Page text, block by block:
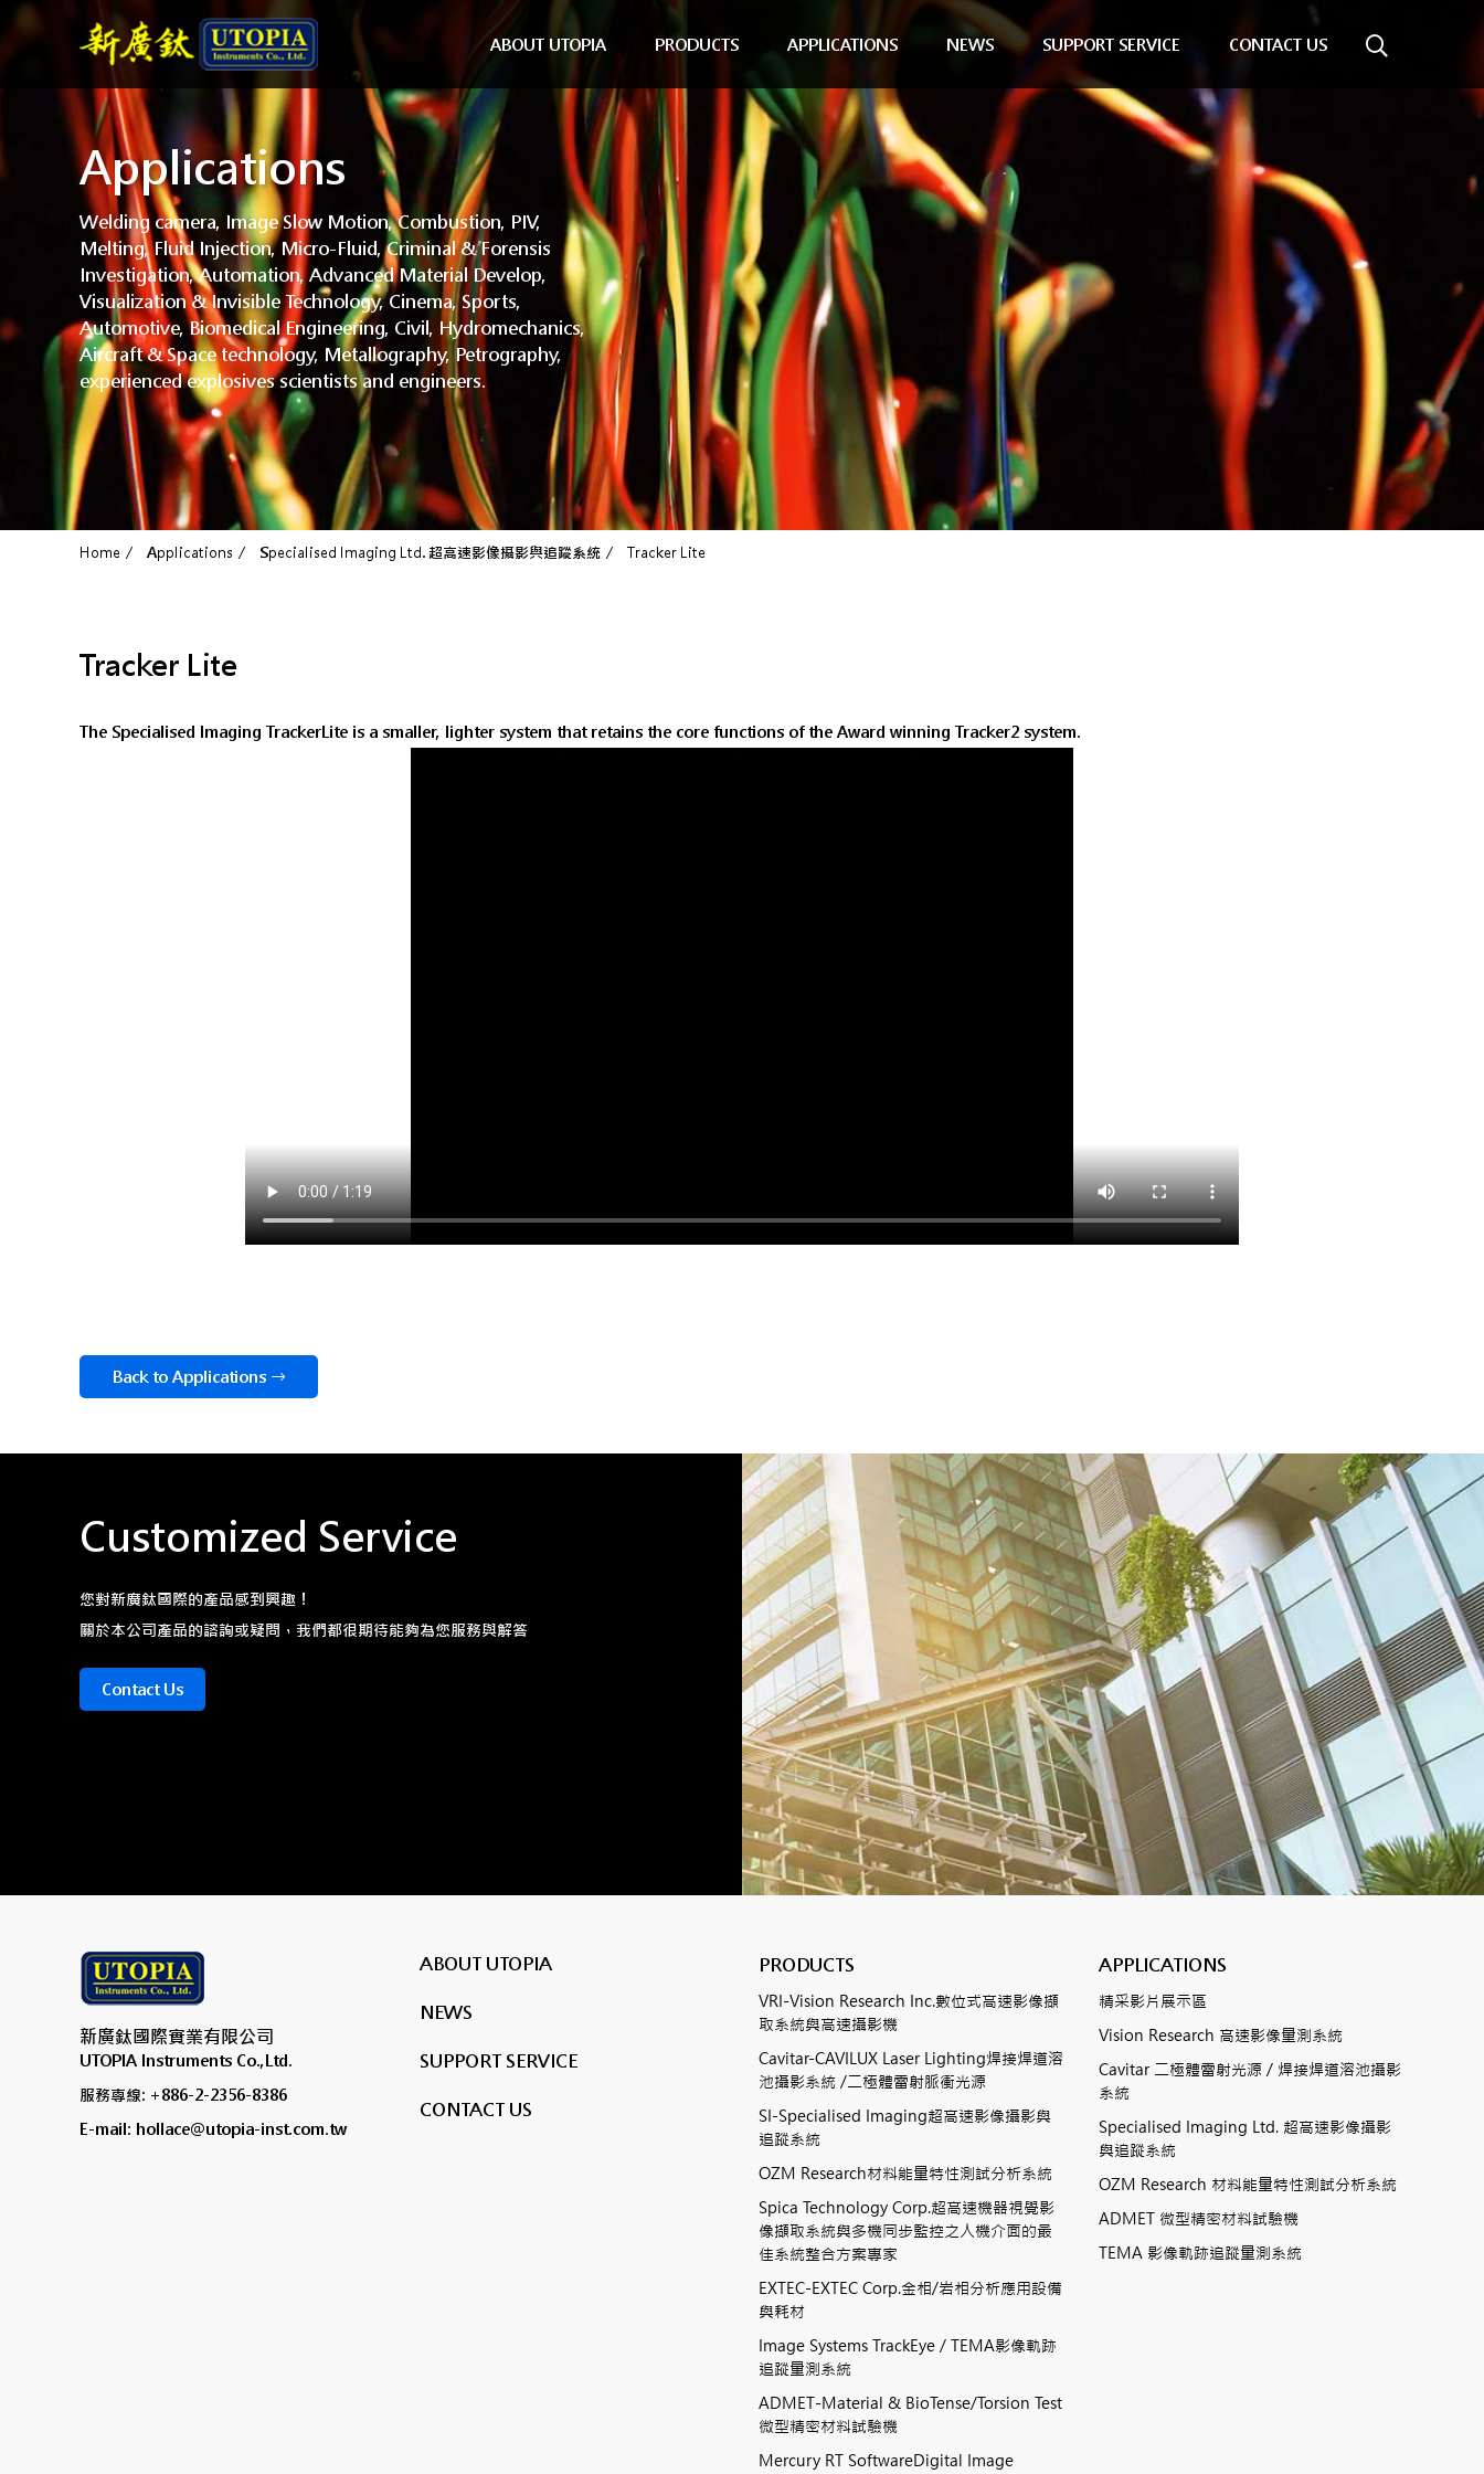
ABOUT UTOPIA PRODUCTS APPLICATIONS NEWS SUPPORT SERVICE CONTACT US
Applications
Welding camera, Image Slow Motion, Combustion, PIV,
Melting, Fluid Injection, Micro-Fluid, Criminal & Forensis
Investigation, Automation, Advanced Material Develop,
Visualization & Invisible Technology, Cinema, Sports,
Automotive, Biomedical Engineering, Civil, Hydromechanics,
Aircraft & Space technology, Metallography, Petrography,
experienced explosives scientists and engineers.
Home Applications Specialised Imaging Ltd. 超高速影像攝影與追蹤系統 Tracker Lite
Tracker Lite
The Specialised Imaging TrackerLite is a smaller, lighter system that retains the core functions of the Award winning Tracker2 system.
Back to Applications
Customized Service
您對新廣鈦國際的產品感到興趣！
關於本公司產品的諮詢或疑問，我們都很期待能夠為您服務與解答
Contact Us
新廣鈦國際實業有限公司
UTOPIA Instruments Co.,Ltd.
服務專線: +886-2-2356-8386
E-mail: hollace@utopia-inst.com.tw
ABOUT UTOPIA
NEWS
SUPPORT SERVICE
CONTACT US
PRODUCTS
VRI-Vision Research Inc.數位式高速影像擷
取系統與高速攝影機
Cavitar-CAVILUX Laser Lighting焊接焊道溶
池攝影系統 /二極體雷射脈衝光源
SI-Specialised Imaging超高速影像攝影與
追蹤系統
OZM Research材料能量特性測試分析系統
Spica Technology Corp.超高速機器視覺影
像擷取系統與多機同步監控之人機介面的最
佳系統整合方案專家
EXTEC-EXTEC Corp.金相/岩相分析應用設備
與耗材
Image Systems TrackEye / TEMA影像軌跡
追蹤量測系統
ADMET-Material & BioTense/Torsion Test
微型精密材料試驗機
Mercury RT SoftwareDigital Image
APPLICATIONS
精采影片展示區
Vision Research 高速影像量測系統
Cavitar 二極體雷射光源 / 焊接焊道溶池攝影
系統
Specialised Imaging Ltd. 超高速影像攝影
與追蹤系統
OZM Research 材料能量特性測試分析系統
ADMET 微型精密材料試驗機
TEMA 影像軌跡追蹤量測系統